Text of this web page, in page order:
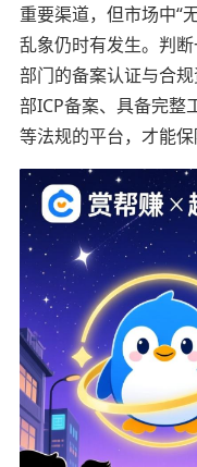
重要渠道，但市场中“
乱象仍时有发生。判
部门的备案认证与合
部ICP备案、具备完整
等法规的平台，才能保